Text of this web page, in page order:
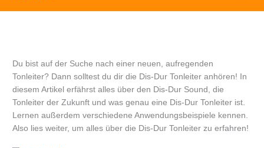
Du bist auf der Suche nach einer neuen, aufregenden
Tonleiter? Dann solltest du dir die Dis-Dur Tonleiter anhören! In
diesem Artikel erfährst alles über den Dis-Dur Sound, die
Tonleiter der Zukunft und was genau eine Dis-Dur Tonleiter ist.
Lernen außerdem verschiedene Anwendungsbeispiele kennen.
Also lies weiter, um alles über die Dis-Dur Tonleiter zu erfahren!